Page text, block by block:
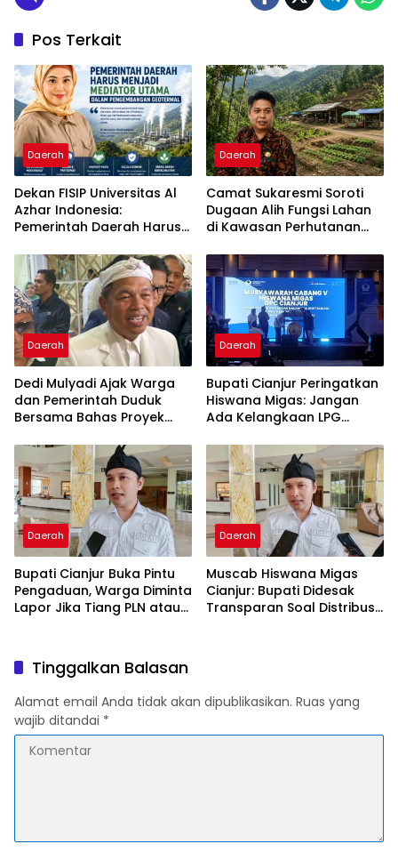
Pos Terkait
Daerah
Dekan FISIP Universitas Al
Azhar Indonesia:
Pemerintah Daerah Harus
dalam Pengembangan
Geotermal
Daerah
Camat Sukaresmi Soroti
Dugaan Alih Fungsi Lahan
di Kawasan Perhutanan
Daerah
Dedi Mulyadi Ajak Warga
dan Pemerintah Duduk
Bersama Bahas Proyek
Daerah
Bupati Cianjur Peringatkan
Hiswana Migas: Jangan
Ada Kelangkaan LPG
dan Spekulasi
Daerah
Bupati Cianjur Buka Pintu
Pengaduan, Warga Diminta
Lapor Jika Tiang PLN atau
Daerah
Muscab Hiswana Migas
Cianjur: Bupati Didesak
Transparan Soal Distribusi
Tinggalkan Balasan
Alamat email Anda tidak akan dipublikasikan. Ruas yang
wajib ditandai *